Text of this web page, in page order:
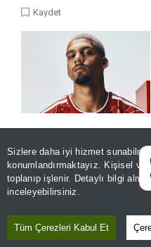
Sizlere daha iyi hizmet
konumlandırmaktayız. Kişisel
toplanıp işlenir. Detaylı bilgi
inceleyebilirsiniz.
Tüm Çerezleri Kabul Et
Kaydet
Araujo'yu imza attırdı
Kaydet